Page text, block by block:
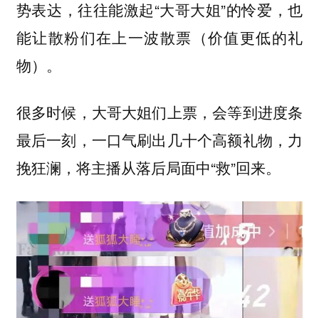
势表达，往往能激起“大哥大姐”的怜爱，也
能让散粉们在上一波散票（价值更低的礼
物）。
很多时候，大哥大姐们上票，会等到进度条
最后一刻，一口气刷出几十个高额礼物，力
挽狂澜，将主播从落后局面中“救”回来。